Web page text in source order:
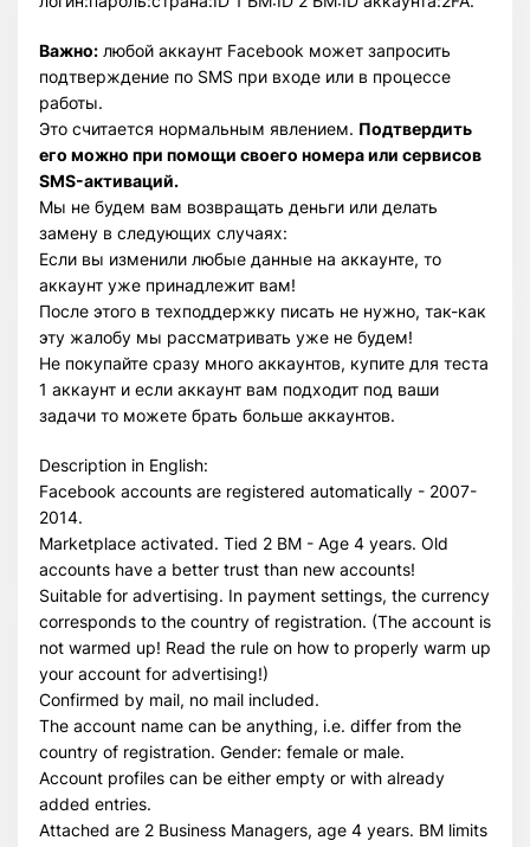
Важно: любой аккаунт Facebook может запросить
подтверждение по SMS при входе или в процессе
работы.
Это считается нормальным явлением. Подтвердить
его можно при помощи своего номера или сервисов
SMS-активаций.
Мы не будем вам возвращать деньги или делать
замену в следующих случаях:
Если вы изменили любые данные на аккаунте, то
аккаунт уже принадлежит вам!
После этого в техподдержку писать не нужно, так-как
эту жалобу мы рассматривать уже не будем!
Не покупайте сразу много аккаунтов, купите для теста
1 аккаунт и если аккаунт вам подходит под ваши
задачи то можете брать больше аккаунтов.
Description in English:
Facebook accounts are registered automatically - 2007-
2014.
Marketplace activated. Tied 2 BM - Age 4 years. Old
accounts have a better trust than new accounts!
Suitable for advertising. In payment settings, the currency
corresponds to the country of registration. (The account is
not warmed up! Read the rule on how to properly warm up
your account for advertising!)
Confirmed by mail, no mail included.
The account name can be anything, i.e. differ from the
country of registration. Gender: female or male.
Account profiles can be either empty or with already
added entries.
Attached are 2 Business Managers, age 4 years. BM limits